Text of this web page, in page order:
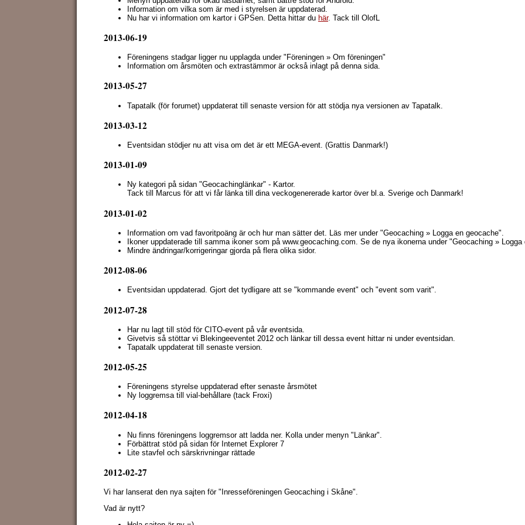
Information om vilka som är med i styrelsen är uppdaterad.
Nu har vi information om kartor i GPSen. Detta hittar du här. Tack till OlofL
2013-06-19
Föreningens stadgar ligger nu upplagda under "Föreningen » Om föreningen"
Information om årsmöten och extrastämmor är också inlagt på denna sida.
2013-05-27
Tapatalk (för forumet) uppdaterat till senaste version för att stödja nya versionen av Tapatalk.
2013-03-12
Eventsidan stödjer nu att visa om det är ett MEGA-event. (Grattis Danmark!)
2013-01-09
Ny kategori på sidan "Geocachinglänkar" - Kartor.
Tack till Marcus för att vi får länka till dina veckogenererade kartor över bl.a. Sverige och Danmark!
2013-01-02
Information om vad favoritpoäng är och hur man sätter det. Läs mer under "Geocaching » Logga en geocache".
Ikoner uppdaterade till samma ikoner som på www.geocaching.com. Se de nya ikonerna under "Geocaching » Logga
Mindre ändringar/korrigeringar gjorda på flera olika sidor.
2012-08-06
Eventsidan uppdaterad. Gjort det tydligare att se "kommande event" och "event som varit".
2012-07-28
Har nu lagt till stöd för CITO-event på vår eventsida.
Givetvis så stöttar vi Blekingeeventet 2012 och länkar till dessa event hittar ni under eventsidan.
Tapatalk uppdaterat till senaste version.
2012-05-25
Föreningens styrelse uppdaterad efter senaste årsmötet
Ny loggremsa till vial-behållare (tack Froxi)
2012-04-18
Nu finns föreningens loggremsor att ladda ner. Kolla under menyn "Länkar".
Förbättrat stöd på sidan för Internet Explorer 7
Lite stavfel och särskrivningar rättade
2012-02-27
Vi har lanserat den nya sajten för "Inresseföreningen Geocaching i Skåne".
Vad är nytt?